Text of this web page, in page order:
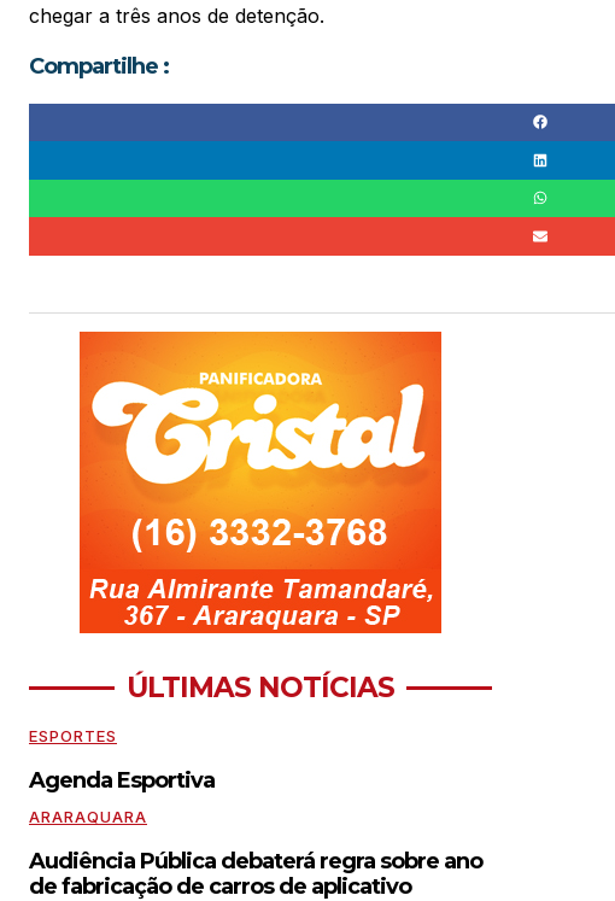
chegar a três anos de detenção.
Compartilhe :
ÚLTIMAS NOTÍCIAS
ESPORTES
Agenda Esportiva
ARARAQUARA
Audiência Pública debaterá regra sobre ano
de fabricação de carros de aplicativo